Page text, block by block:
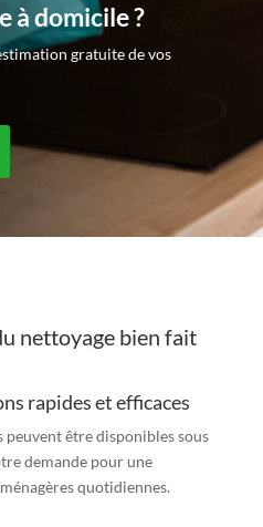
à domicile ?
gratuite de vos
nettoyage bien fait
rapides et efficaces
peuvent être disponibles sous
demande pour une
quotidiennes.